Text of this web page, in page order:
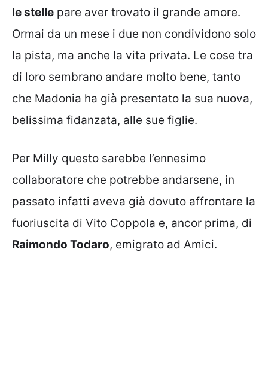
le stelle pare aver trovato il grande amore.
Ormai da un mese i due non condividono solo
la pista, ma anche la vita privata. Le cose tra
di loro sembrano andare molto bene, tanto
che Madonia ha già presentato la sua nuova,
belissima fidanzata, alle sue figlie.
Per Milly questo sarebbe l’ennesimo
collaboratore che potrebbe andarsene, in
passato infatti aveva già dovuto affrontare la
fuoriuscita di Vito Coppola e, ancor prima, di
Raimondo Todaro, emigrato ad Amici.